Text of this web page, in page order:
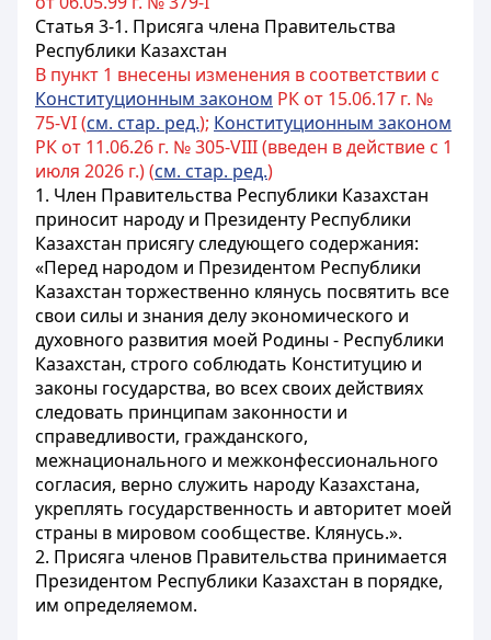
Статья 3-1. Присяга члена Правительства
Республики Казахстан
В пункт 1 внесены изменения в соответствии с
Конституционным законом РК от 15.06.17 г. №
75-VI (см. стар. ред.); Конституционным законом
РК от 11.06.26 г. № 305-VIII (введен в действие с 1
июля 2026 г.) (см. стар. ред.)
1. Член Правительства Республики Казахстан
приносит народу и Президенту Республики
Казахстан присягу следующего содержания:
«Перед народом и Президентом Республики
Казахстан торжественно клянусь посвятить все
свои силы и знания делу экономического и
духовного развития моей Родины - Республики
Казахстан, строго соблюдать Конституцию и
законы государства, во всех своих действиях
следовать принципам законности и
справедливости, гражданского,
межнационального и межконфессионального
согласия, верно служить народу Казахстана,
укреплять государственность и авторитет моей
страны в мировом сообществе. Клянусь.».
2. Присяга членов Правительства принимается
Президентом Республики Казахстан в порядке,
им определяемом.